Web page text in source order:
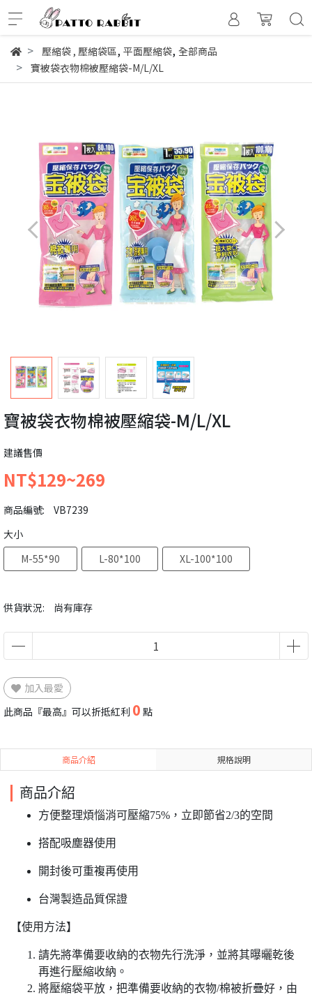
壓縮袋, 壓縮袋區, 平面壓縮袋, 全部商品
寶被袋衣物棉被壓縮袋-M/L/XL
寶被袋衣物棉被壓縮袋-M/L/XL
建議售價
NT$129~269
商品編號: VB7239
供貨狀況: 尚有庫存
大小
M-55*90
L-80*100 XL-100*100
加入最愛
此商品『最高』可以折抵紅利 0 點
商品介紹 規格說明
商品介紹
方便整理煩惱消可壓縮75%，立即節省2/3的空間
搭配吸塵器使用
開封後可重複再使用
台灣製造品質保證
【使用方法】
請先將準備要收納的衣物先行洗淨，並將其曝曬乾後
再進行壓縮收納。
將壓縮袋平放，把準備要收納的衣物/棉被折疊好，由